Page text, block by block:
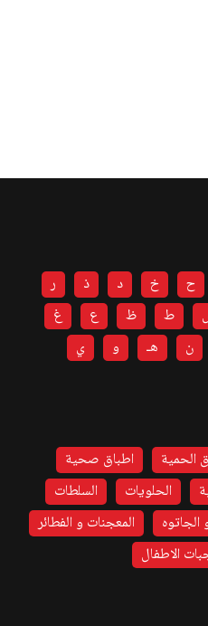
ح خ د ذ
ر
ط ظ ع
غ
ن هـ و ي
الحمية
اطباق صحية
الحلويات
السلطات
الجاتوه
المعجنات و الفطائر
الاطفال